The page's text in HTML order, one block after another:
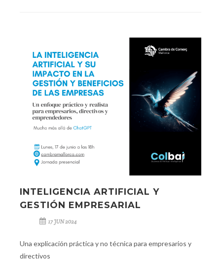
INTELIGENCIA ARTIFICIAL Y
GESTIÓN EMPRESARIAL
17 JUN 2024
Una explicación práctica y no técnica para empresarios y
directivos